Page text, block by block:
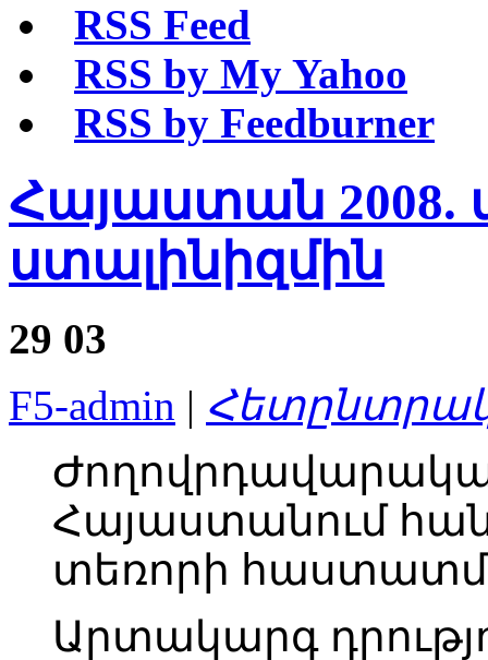
RSS Feed
RSS by My Yahoo
RSS by Feedburner
Հայաստան 2008.
ստալինիզմին
29 03
F5-admin |
Հայաստանում
տեռորի
Արտակարգ